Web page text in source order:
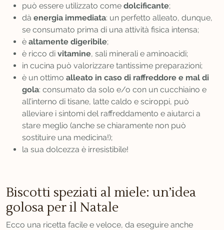
può essere utilizzato come dolcificante;
dà energia immediata: un perfetto alleato, dunque,
se consumato prima di una attività fisica intensa;
è altamente digeribile;
è ricco di vitamine, sali minerali e aminoacidi;
in cucina può valorizzare tantissime preparazioni;
è un ottimo alleato in caso di raffreddore e mal di
gola: consumato da solo e/o con un cucchiaino e
all’interno di tisane, latte caldo e sciroppi, può
alleviare i sintomi del raffreddamento e aiutarci a
stare meglio (anche se chiaramente non può
sostituire una medicina!);
la sua dolcezza è irresistibile!
Biscotti speziati al miele: un’idea
golosa per il Natale
Ecco una ricetta facile e veloce, da eseguire anche